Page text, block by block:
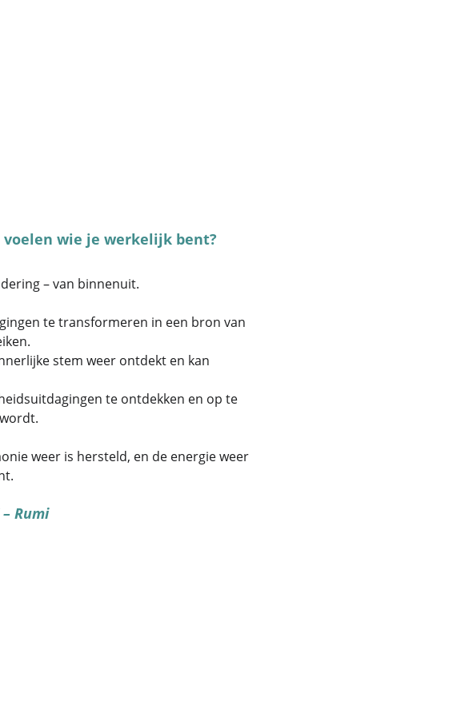
wie je werkelijk bent?
– van binnenuit.
te transformeren in een bron van
stem weer ontdekt en kan
te ontdekken en op te
weer is hersteld, en de energie weer
Rumi